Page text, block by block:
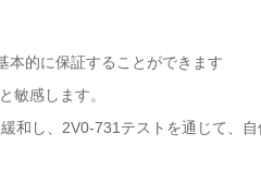
本的に保証することができます
敏感します。
和し、2V0-731テストを通じて、